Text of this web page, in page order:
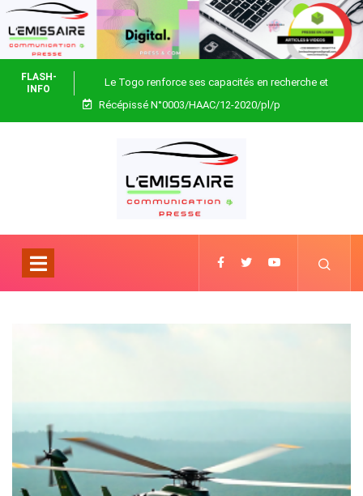
FLASH-
INFO
Le Togo renforce ses capacités en recherche et
biotechnologie
Récépissé N°0003/HAAC/12-2020/pl/p